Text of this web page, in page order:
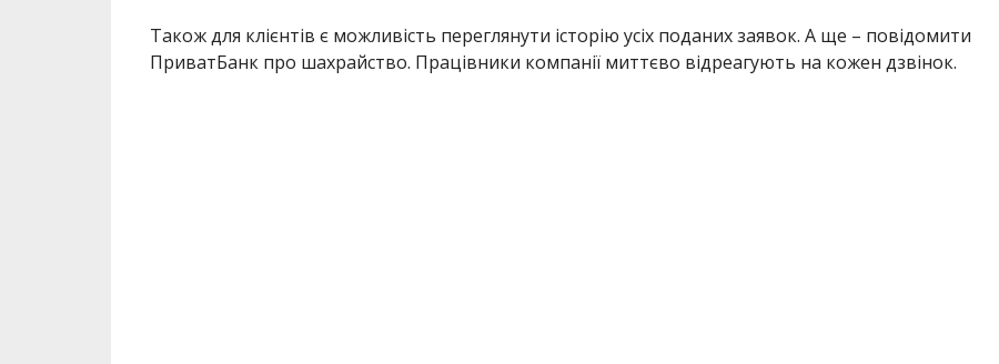
Також для клієнтів є можливість переглянути історію усіх поданих заявок. А ще – повідомити
ПриватБанк про шахрайство. Працівники компанії миттєво відреагують на кожен дзвінок.